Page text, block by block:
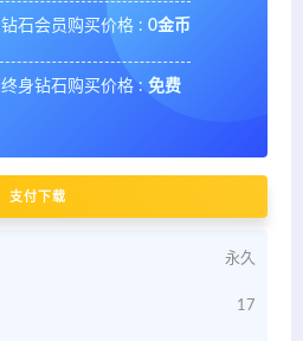
钻石会员购买价格 : 0金币
终身钻石购买价格 : 免费
支付下载
永久
17